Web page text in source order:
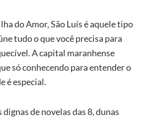
do Amor, São Luís é aquele tipo
tudo o que você precisa para
A capital maranhense
só conhecendo para entender o
é especial.
de novelas das 8, dunas